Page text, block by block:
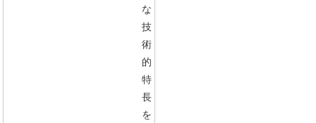
な
技
術
的
特
長
を